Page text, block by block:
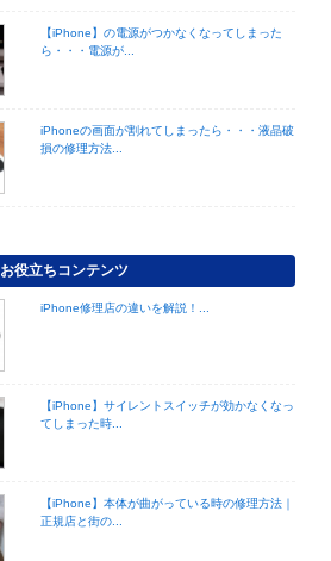
【iPhone】の電源がつかなくなってしまった
ら・・・電源が...
iPhoneの画面が割れてしまったら・・・液晶破
損の修理方法...
お役立ちコンテンツ
iPhone修理店の違いを解説！...
【iPhone】サイレントスイッチが効かなくなっ
てしまった時...
【iPhone】本体が曲がっている時の修理方法｜
正規店と街の...